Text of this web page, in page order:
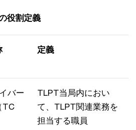
役割定義
定義
バー
TC
TLPT当局内におい
て、TLPT関連業務を
担当する職員